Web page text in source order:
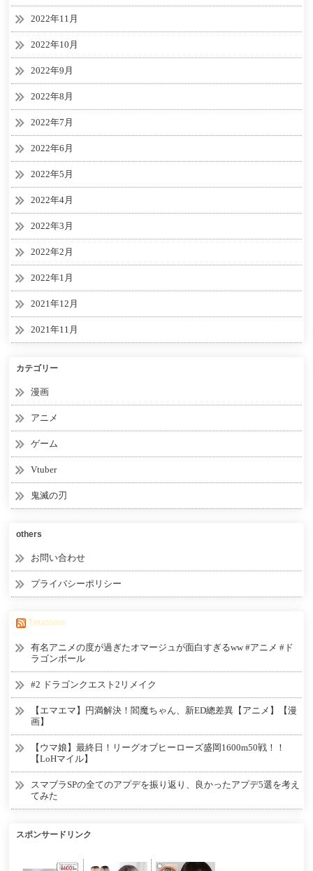
2022年11月
2022年10月
2022年9月
2022年8月
2022年7月
2022年6月
2022年5月
2022年4月
2022年3月
2022年2月
2022年1月
2021年12月
2021年11月
カテゴリー
漫画
アニメ
ゲーム
Vtuber
鬼滅の刃
others
お問い合わせ
プライバシーポリシー
Tmatome
有名アニメの度が過ぎたオマージュが面白すぎるww #アニメ #ド
ラゴンボール
#2 ドラゴンクエスト2リメイク
【エマエマ】円満解決！閻魔ちゃん、新ED總差異【アニメ】【漫
画】
【ウマ娘】最終日！リーグオブヒーローズ盛岡1600m50戦！！
【LoHマイル】
スマブラSPの全てのアプデを振り返り、良かったアプデ5選を考え
てみた
スポンサードリンク